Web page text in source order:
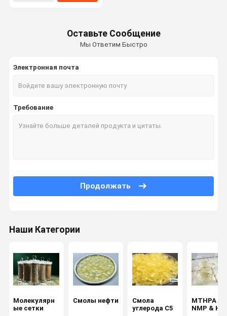
Оставьте Сообщение
Мы Ответим Быстро
Электронная почта
Требование
Продолжать
Наши Категории
Молекулярн
ые сетки
Смолы нефти
Смола
углерода C5
MTHPA &
NMP &